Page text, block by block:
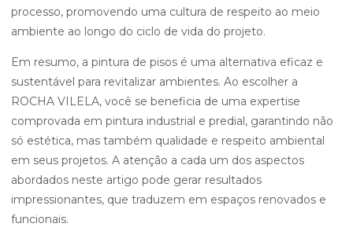
processo, promovendo uma cultura de respeito ao meio
ambiente ao longo do ciclo de vida do projeto.
Em resumo, a pintura de pisos é uma alternativa eficaz e
sustentável para revitalizar ambientes. Ao escolher a
ROCHA VILELA, você se beneficia de uma expertise
comprovada em pintura industrial e predial, garantindo não
só estética, mas também qualidade e respeito ambiental
em seus projetos. A atenção a cada um dos aspectos
abordados neste artigo pode gerar resultados
impressionantes, que traduzem em espaços renovados e
funcionais.